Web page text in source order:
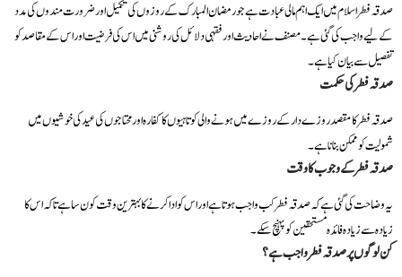
صدقہ فطر اسلام میں ایک اہم مالی عبادت ہے جو رمضان المبارک کے روزوں کی تکمیل اور ضرورت مندوں کی مدد
کے لیے واجب کی گئی ہے۔ مصنف نے احادیث اور فقہی دلائل کی روشنی میں اس کی فرضیت اور اس کے مقاصد کو
تفصیل سے بیان کیا ہے۔
صدقہ فطر کی حکمت
صدقہ فطر کا مقصد روزے دار کے روزے میں ہونے والی کوتاہیوں کا کفارہ اور محتاجوں کی عید کی خوشیوں میں
شمولیت کو ممکن بنانا ہے۔
صدقہ فطر کے وجوب کا وقت
یہ وضاحت کی گئی ہے کہ صدقہ فطر کب واجب ہوتا ہے اور اس کو ادا کرنے کا بہترین وقت کون سا ہے تاکہ اس کا
زیادہ سے زیادہ فائدہ مستحقین کو پہنچ سکے۔
کن لوگوں پر صدقہ فطر واجب ہے؟